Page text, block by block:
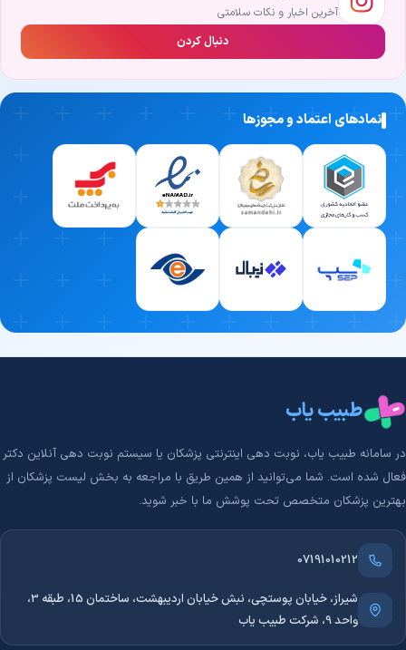
آخرین اخبار و نکات سلامتی
دنبال کردن
نمادهای اعتماد و مجوزها
طبیب یاب
در سامانه طبیب‌ یاب، نوبت دهی اینترنتی پزشکان یا سیستم نوبت دهی آنلاین دکتر
فعال شده است. شما می‌توانید از همین طریق با مراجعه به بخش لیست پزشکان از
بهترین پزشکان متخصص تحت پوشش ما با خبر شوید.
07191010212
شیراز، خیابان پوستچی، نبش خیابان اردیبهشت، ساختمان 15، طبقه 3،
واحد 9، شرکت طبیب یاب